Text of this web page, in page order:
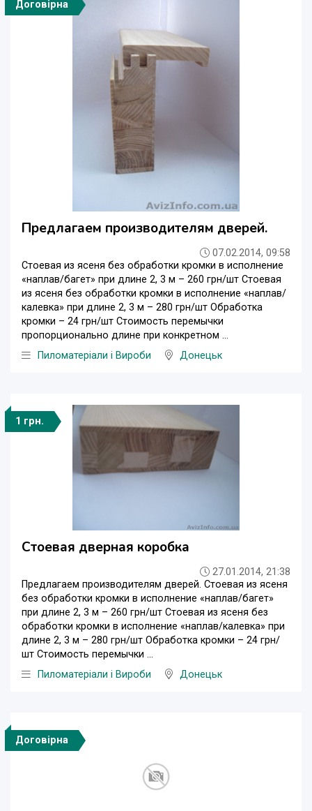
Договірна
Предлагаем производителям дверей.
07.02.2014, 09:58
Стоевая из ясеня без обработки кромки в исполнение
«наплав/багет» при длине 2, 3 м – 260 грн/шт Стоевая
из ясеня без обработки кромки в исполнение «наплав/
калевка» при длине 2, 3 м – 280 грн/шт Обработка
кромки – 24 грн/шт Стоимость перемычки
пропорционально длине при конкретном ...
Пиломатеріали і Вироби
Донецьк
1 грн.
Стоевая дверная коробка
27.01.2014, 21:38
Предлагаем производителям дверей. Стоевая из ясеня
без обработки кромки в исполнение «наплав/багет»
при длине 2, 3 м – 260 грн/шт Стоевая из ясеня без
обработки кромки в исполнение «наплав/калевка» при
длине 2, 3 м – 280 грн/шт Обработка кромки – 24 грн/
шт Стоимость перемычки ...
Пиломатеріали і Вироби
Донецьк
Договірна